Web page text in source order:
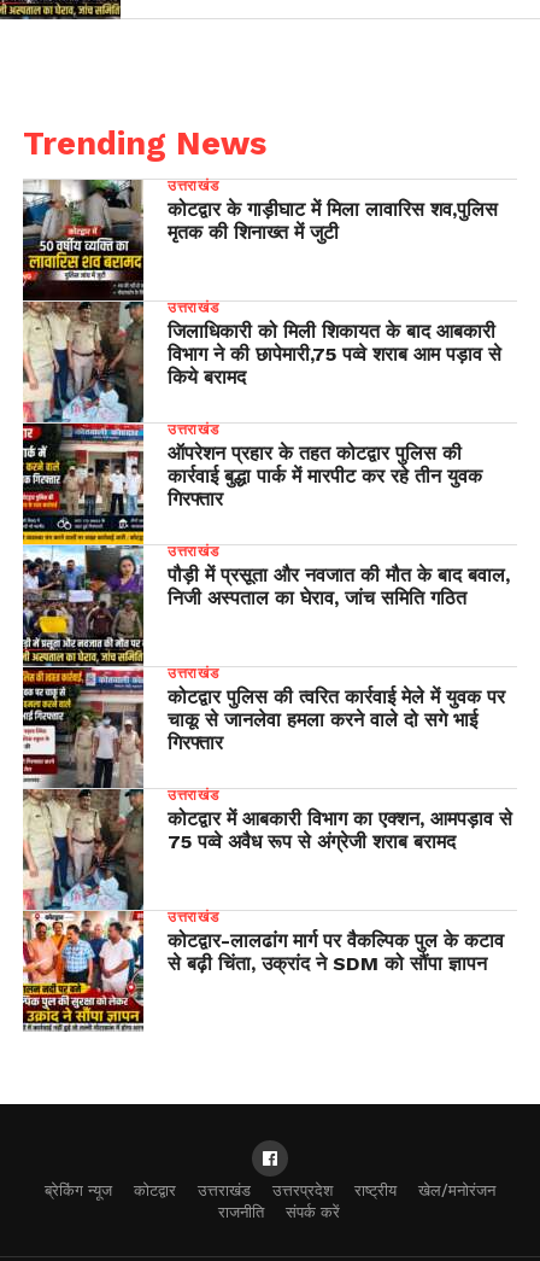
Trending News
उत्तराखंड
कोटद्वार के गाड़ीघाट में मिला लावारिस शव,पुलिस
मृतक की शिनाख्त में जुटी
उत्तराखंड
जिलाधिकारी को मिली शिकायत के बाद आबकारी
विभाग ने की छापेमारी,75 पव्वे शराब आम पड़ाव से
किये बरामद
उत्तराखंड
ऑपरेशन प्रहार के तहत कोटद्वार पुलिस की
कार्रवाई बुद्धा पार्क में मारपीट कर रहे तीन युवक
गिरफ्तार
उत्तराखंड
पौड़ी में प्रसूता और नवजात की मौत के बाद बवाल,
निजी अस्पताल का घेराव, जांच समिति गठित
उत्तराखंड
कोटद्वार पुलिस की त्वरित कार्रवाई मेले में युवक पर
चाकू से जानलेवा हमला करने वाले दो सगे भाई
गिरफ्तार
उत्तराखंड
कोटद्वार में आबकारी विभाग का एक्शन, आमपड़ाव से
75 पव्वे अवैध रूप से अंग्रेजी शराब बरामद
उत्तराखंड
​कोटद्वार-लालढांग मार्ग पर वैकल्पिक पुल के कटाव
से बढ़ी चिंता, उक्रांद ने SDM को सौंपा ज्ञापन
ब्रेकिंग न्यूज कोटद्वार उत्तराखंड उत्तरप्रदेश राष्ट्रीय
खेल/मनोरंजन
राजनीति
संपर्क करें